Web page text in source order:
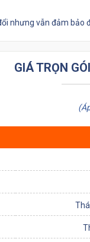
nhưng vẫn đảm bảo
GIÁ TRỌN